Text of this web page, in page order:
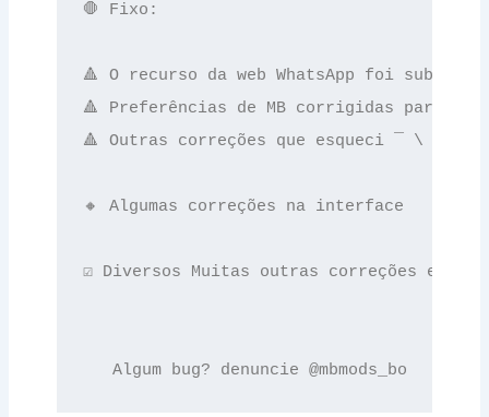
🛑 Fixo:
🔺 O recurso da web WhatsApp foi
🔺 Preferências de MB corrigidas para
🔺 Outras correções que esqueci ¯ \ _ (
🔸 Algumas correções na interface
☑️ Diversos Muitas outras correções e
   Algum bug? denuncie @mbmods_bo